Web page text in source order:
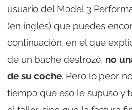
usuario del Model 3
(en inglés) que puedes
continuación, en el que
de un bache destrozó, no
de su coche. Pero lo peor
tiempo que eso le supuso y